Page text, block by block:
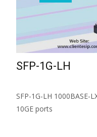
SFP-1G-LH
SFP-1G-LH
10GE ports